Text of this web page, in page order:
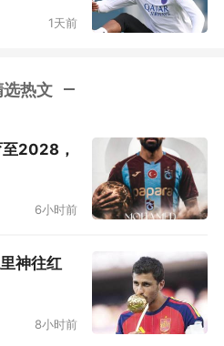
马马尔达什维利将球挡
1天前
选热文
2028，
6小时前
神往红
8小时前